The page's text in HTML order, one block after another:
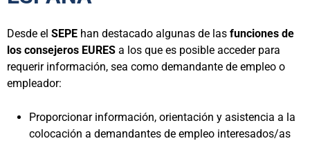
Desde el SEPE han destacado algunas de las funciones de
los consejeros EURES a los que es posible acceder para
requerir información, sea como demandante de empleo o
empleador:
Proporcionar información, orientación y asistencia a la
colocación a demandantes de empleo interesados/as